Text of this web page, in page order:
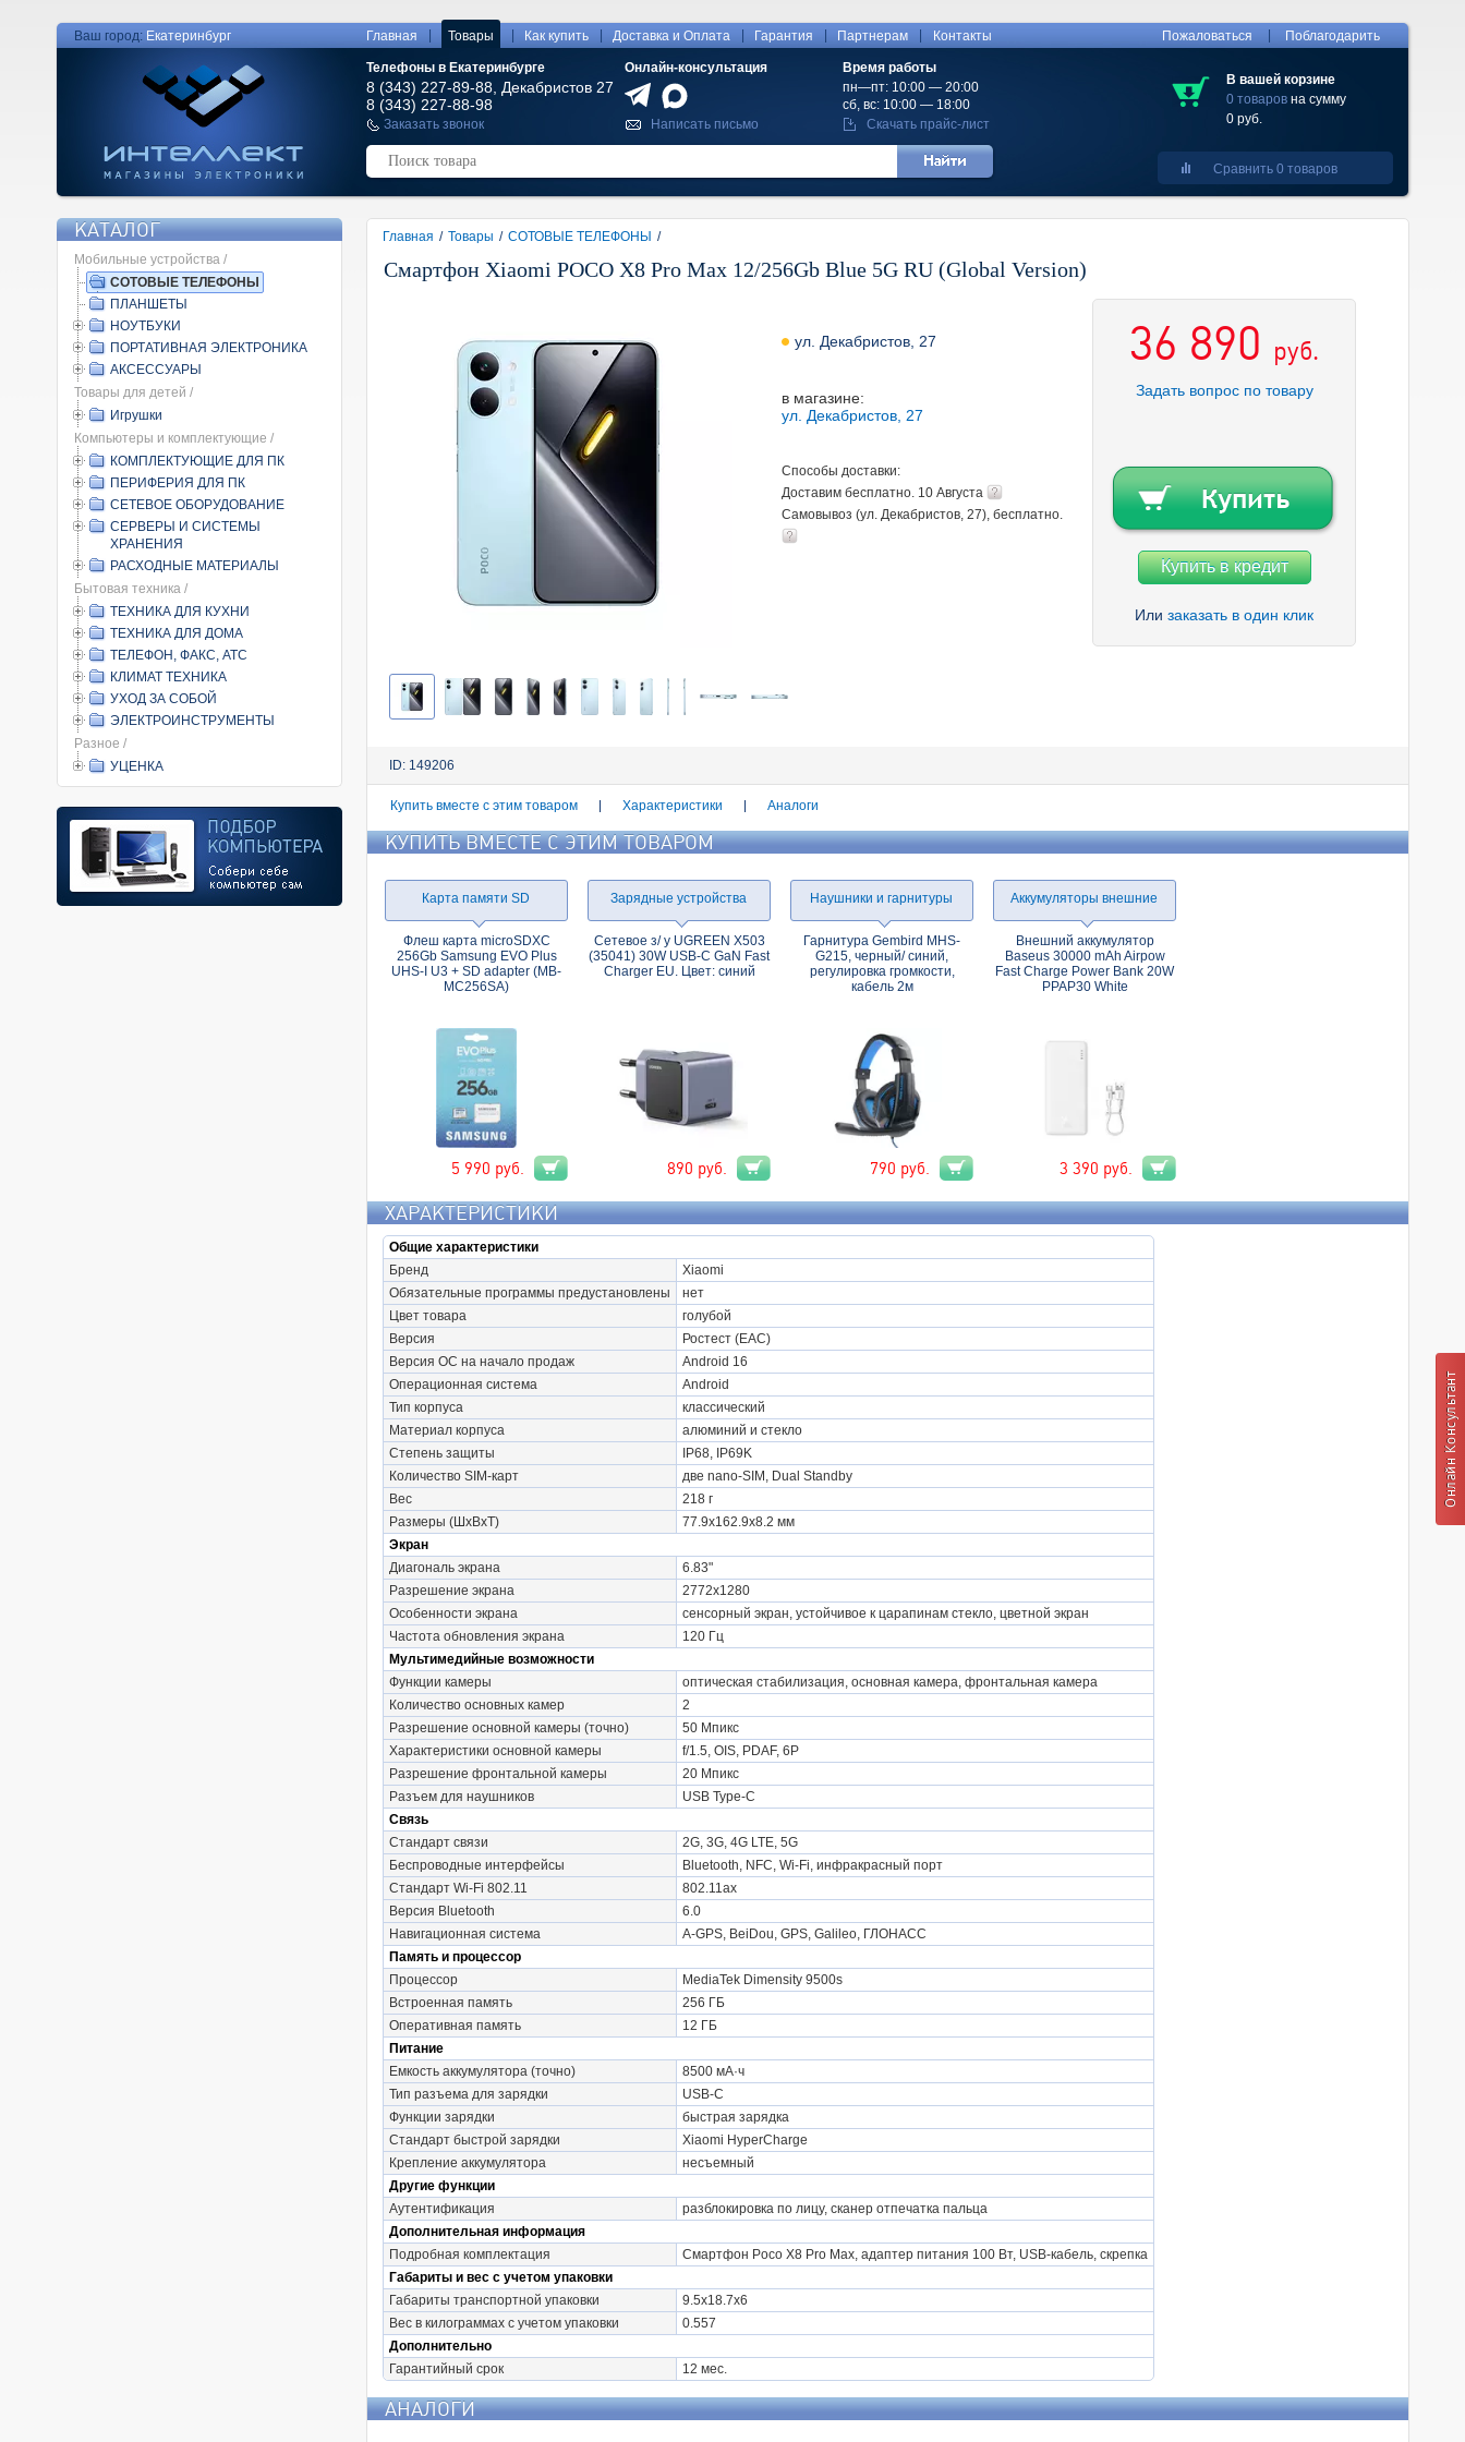
Ваш город: Екатеринбург Главная Товары Как купить Доставка и Оплата Гарантия Партнерам Контакты
Телефоны в Екатеринбурге
8 (343) 227-89-88, Декабристов 27
8 (343) 227-88-98
Онлайн-консультация
Время работы
пн—пт: 10:00 — 20:00
сб, вс: 10:00 — 18:00
Заказать звонок
Написать письмо Скачать прайс-лист
Пожаловаться Поблагодарить
В вашей корзине
0 товаров на сумму
0 руб.
Сравнить 0 товаров
КАТАЛОГ
Мобильные устройства /
СОТОВЫЕ ТЕЛЕФОНЫ
ПЛАНШЕТЫ
НОУТБУКИ
ПОРТАТИВНАЯ ЭЛЕКТРОНИКА
АКСЕССУАРЫ
Товары для детей /
Игрушки
Компьютеры и комплектующие /
КОМПЛЕКТУЮЩИЕ ДЛЯ ПК
ПЕРИФЕРИЯ ДЛЯ ПК
СЕТЕВОЕ ОБОРУДОВАНИЕ
СЕРВЕРЫ И СИСТЕМЫ
ХРАНЕНИЯ
РАСХОДНЫЕ МАТЕРИАЛЫ
Бытовая техника /
ТЕХНИКА ДЛЯ КУХНИ
ТЕХНИКА ДЛЯ ДОМА
ТЕЛЕФОН, ФАКС, АТС
КЛИМАТ ТЕХНИКА
УХОД ЗА СОБОЙ
ЭЛЕКТРОИНСТРУМЕНТЫ
Разное /
УЦЕНКА
Главная / Товары / СОТОВЫЕ ТЕЛЕФОНЫ /
Смартфон Xiaomi POCO X8 Pro Max 12/256Gb Blue 5G RU (Global Version)
ул. Декабристов, 27
в магазине:
ул. Декабристов, 27
Способы доставки:
Доставим бесплатно. 10 Августа
Самовывоз (ул. Декабристов, 27), бесплатно.
36 890 руб.
Задать вопрос по товару
Купить в кредит
Или заказать в один клик
ID: 149206
Купить вместе с этим товаром Характеристики Аналоги
КУПИТЬ ВМЕСТЕ С ЭТИМ ТОВАРОМ
Карта памяти SD
Флеш карта microSDXC
256Gb Samsung EVO Plus
UHS-I U3 + SD adapter (MB-
MC256SA)
5 990 руб.
Зарядные устройства
Сетевое з/ у UGREEN X503
(35041) 30W USB-C GaN Fast
Charger EU. Цвет: синий
890 руб.
Наушники и гарнитуры
Гарнитура Gembird MHS-
G215, черный/ синий,
регулировка громкости,
кабель 2м
790 руб.
Аккумуляторы внешние
Внешний аккумулятор
Baseus 30000 mAh Airpow
Fast Charge Power Bank 20W
PPAP30 White
3 390 руб.
ХАРАКТЕРИСТИКИ
Общие характеристики
Бренд
Xiaomi
Обязательные программы предустановлены
нет
Цвет товара
голубой
Версия
Ростест (EAC)
Версия ОС на начало продаж
Android 16
Операционная система
Android
Тип корпуса
классический
Материал корпуса
алюминий и стекло
Степень защиты
IP68, IP69K
Количество SIM-карт
две nano-SIM, Dual Standby
Вес
218 г
Размеры (ШxВxТ)
77.9x162.9x8.2 мм
Экран
Диагональ экрана
6.83"
Разрешение экрана
2772x1280
Особенности экрана
сенсорный экран, устойчивое к царапинам стекло, цветной экран
Частота обновления экрана
120 Гц
Мультимедийные возможности
Функции камеры
оптическая стабилизация, основная камера, фронтальная камера
Количество основных камер
2
Разрешение основной камеры (точно)
50 Мпикс
Характеристики основной камеры
f/1.5, OIS, PDAF, 6P
Разрешение фронтальной камеры
20 Мпикс
Разъем для наушников
USB Type-C
Связь
Стандарт связи
2G, 3G, 4G LTE, 5G
Беспроводные интерфейсы
Bluetooth, NFC, Wi-Fi, инфракрасный порт
Стандарт Wi-Fi 802.11
802.11ax
Версия Bluetooth
6.0
Навигационная система
A-GPS, BeiDou, GPS, Galileo, ГЛОНАСС
Память и процессор
Процессор
MediaTek Dimensity 9500s
Встроенная память
256 ГБ
Оперативная память
12 ГБ
Питание
Емкость аккумулятора (точно)
8500 мА·ч
Тип разъема для зарядки
USB-C
Функции зарядки
быстрая зарядка
Стандарт быстрой зарядки
Xiaomi HyperCharge
Крепление аккумулятора
несъемный
Другие функции
Аутентификация
разблокировка по лицу, сканер отпечатка пальца
Дополнительная информация
Подробная комплектация
Смартфон Poco X8 Pro Max, адаптер питания 100 Вт, USB-кабель, скрепка
Габариты и вес с учетом упаковки
Габариты транспортной упаковки
9.5x18.7x6
Вес в килограммах с учетом упаковки
0.557
Дополнительно
Гарантийный срок
12 мес.
АНАЛОГИ